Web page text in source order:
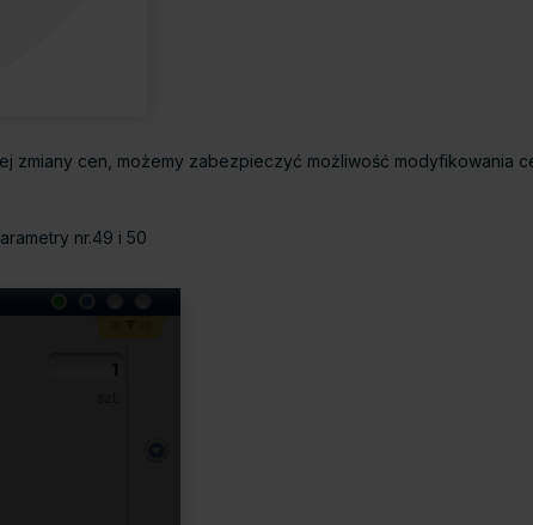
cen, możemy zabezpieczyć możliwość modyfikowania
nr.49 i 50